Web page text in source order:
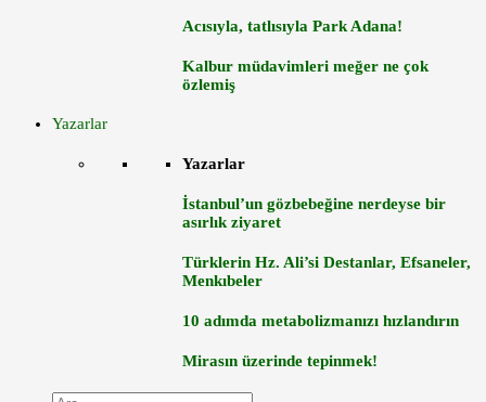
Acısıyla, tatlısıyla Park Adana!
Kalbur müdavimleri meğer ne çok
özlemiş
Yazarlar
Yazarlar
İstanbul’un gözbebeğine nerdeyse bir
asırlık ziyaret
Türklerin Hz. Ali’si Destanlar, Efsaneler,
Menkıbeler
10 adımda metabolizmanızı hızlandırın
Mirasın üzerinde tepinmek!